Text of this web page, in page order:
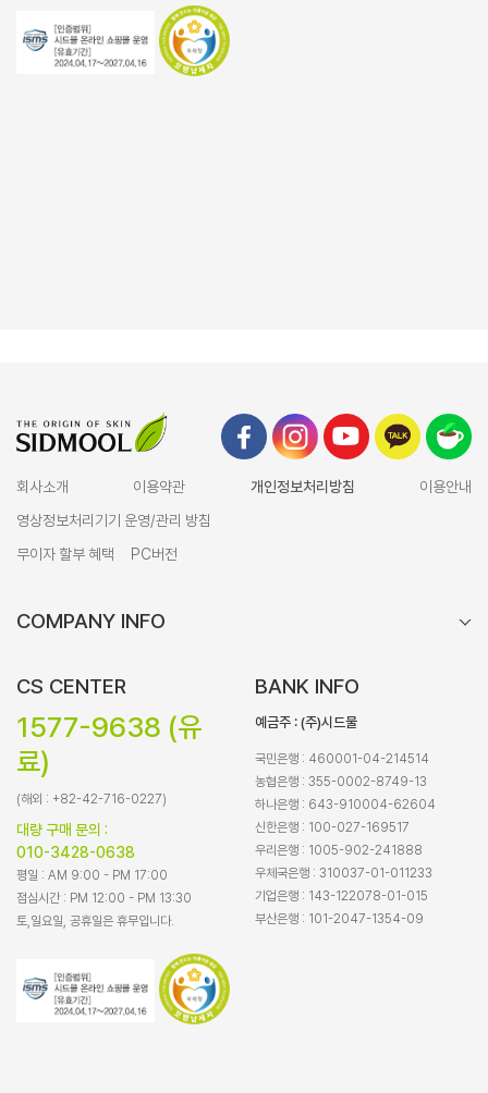
회사소개 이용약관 개인정보처리방침
이용안내
영상정보처리기기 운영/관리 방침
무이자 할부 혜택
PC버전
COMPANY INFO
CS CENTER
1577-9638 (유
료)
(해외 : +82-42-716-0227)
대량 구매 문의 :
010-3428-0638
평일 : AM 9:00 - PM 17:00
점심시간 : PM 12:00 - PM 13:30
토,일요일, 공휴일은 휴무입니다.
BANK INFO
예금주 : (주)시드물
국민은행 : 460001-04-214514
농협은행 : 355-0002-8749-13
하나은행 : 643-910004-62604
신한은행 : 100-027-169517
우리은행 : 1005-902-241888
우체국은행 : 310037-01-011233
기업은행 : 143-122078-01-015
부산은행 : 101-2047-1354-09